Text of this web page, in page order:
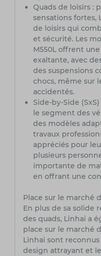
Quads de loisirs :
sensations fortes,
de loisirs qui
et sécurité. Les
M550L offrent
exaltante, avec
des suspensions
chocs, même sur
accidentés.
Side-by-Side
le segment des
des modèles
travaux
appréciés pour
plusieurs
importante de
en offrant une
Place sur le marché
En plus de sa solide
des quads, Linhai a
place sur le marché
Linhai sont
design attrayant et